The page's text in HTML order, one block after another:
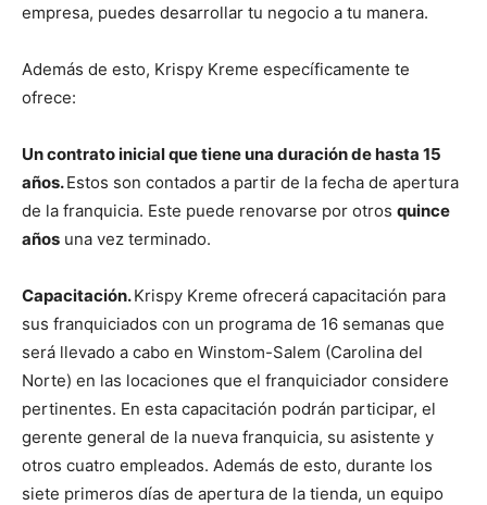
empresa, puedes desarrollar tu negocio a tu manera.
Además de esto, Krispy Kreme específicamente te
ofrece:
Un contrato inicial que tiene una duración de hasta 15
años.Estos son contados a partir de la fecha de apertura
de la franquicia. Este puede renovarse por otros quince
años una vez terminado.
Capacitación.Krispy Kreme ofrecerá capacitación para
sus franquiciados con un programa de 16 semanas que
será llevado a cabo en Winstom-Salem (Carolina del
Norte) en las locaciones que el franquiciador considere
pertinentes. En esta capacitación podrán participar, el
gerente general de la nueva franquicia, su asistente y
otros cuatro empleados. Además de esto, durante los
siete primeros días de apertura de la tienda, un equipo